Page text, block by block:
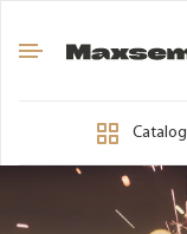
Catalog